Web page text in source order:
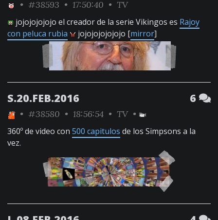
• #38593 • 17:50:40 • TV
jojojojojojo el creador de la serie Vikingos es Rajoy
con peluca rubia
jojojojojojojo [mirror]
S.20.FEB.2016 6
• #38580 • 18:56:54 • TV•
360º de video con 500 capitulos de los Simpsons a la
vez.